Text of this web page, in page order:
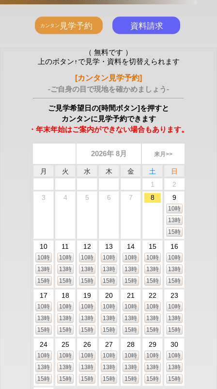
（ 無料です ）
上のボタン↑で見学・資料を切替えられます
[カンタン見学予約]
-ご自身の目で現地を確かめましょう-
ご見学希望日の[時間ボタン]を押すと
カンタンに見学予約できます
・年末年始はご案内ができない場合もあります。
2026年 8月 来月>>
月 火 水 木 金 土
日
1
2
3
4 5 6 7 8 9
10時
13時
15時
10
10時
13時
15時
11
10時
13時
15時
12
10時
13時
15時
13
10時
13時
15時
14
10時
13時
15時
15
10時
13時
15時
16
10時
13時
15時
17
10時
13時
15時
18
10時
13時
15時
19
10時
13時
15時
20
10時
13時
15時
21
10時
13時
15時
22
10時
13時
15時
23
10時
13時
15時
24
10時
13時
15時
25
10時
13時
15時
26
10時
13時
15時
27
10時
13時
15時
28
10時
13時
15時
29
10時
13時
15時
30
10時
13時
15時